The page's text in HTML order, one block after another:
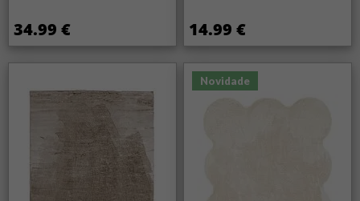
34.99 € 14.99 €
Novidade